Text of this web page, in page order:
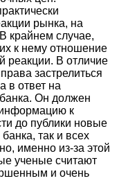
рынка, на
крайнем случае,
к нему отношение
реакции. В отличие
застрелиться
в ответ на
Он должен
к
до публики новые
так и всех
именно из-за этой
ученые считают
и очень